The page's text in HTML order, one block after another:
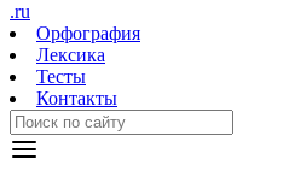
.ru
Орфография
Лексика
Тесты
Контакты